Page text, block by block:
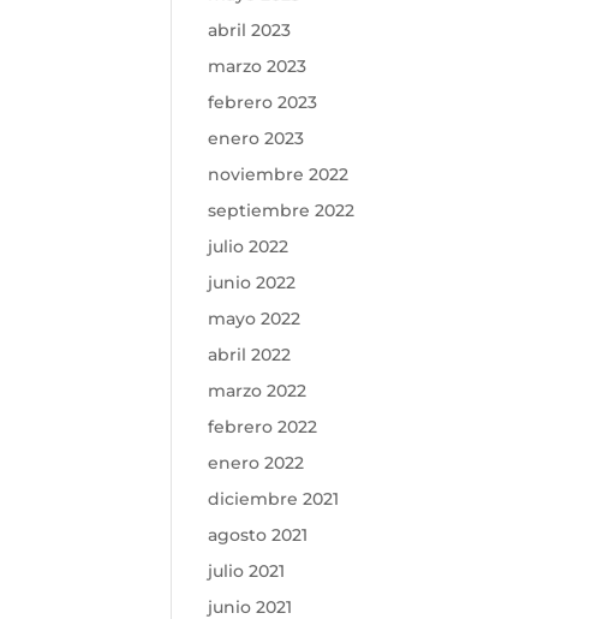
abril 2023
marzo 2023
febrero 2023
enero 2023
noviembre 2022
septiembre 2022
julio 2022
junio 2022
mayo 2022
abril 2022
marzo 2022
febrero 2022
enero 2022
diciembre 2021
agosto 2021
julio 2021
junio 2021